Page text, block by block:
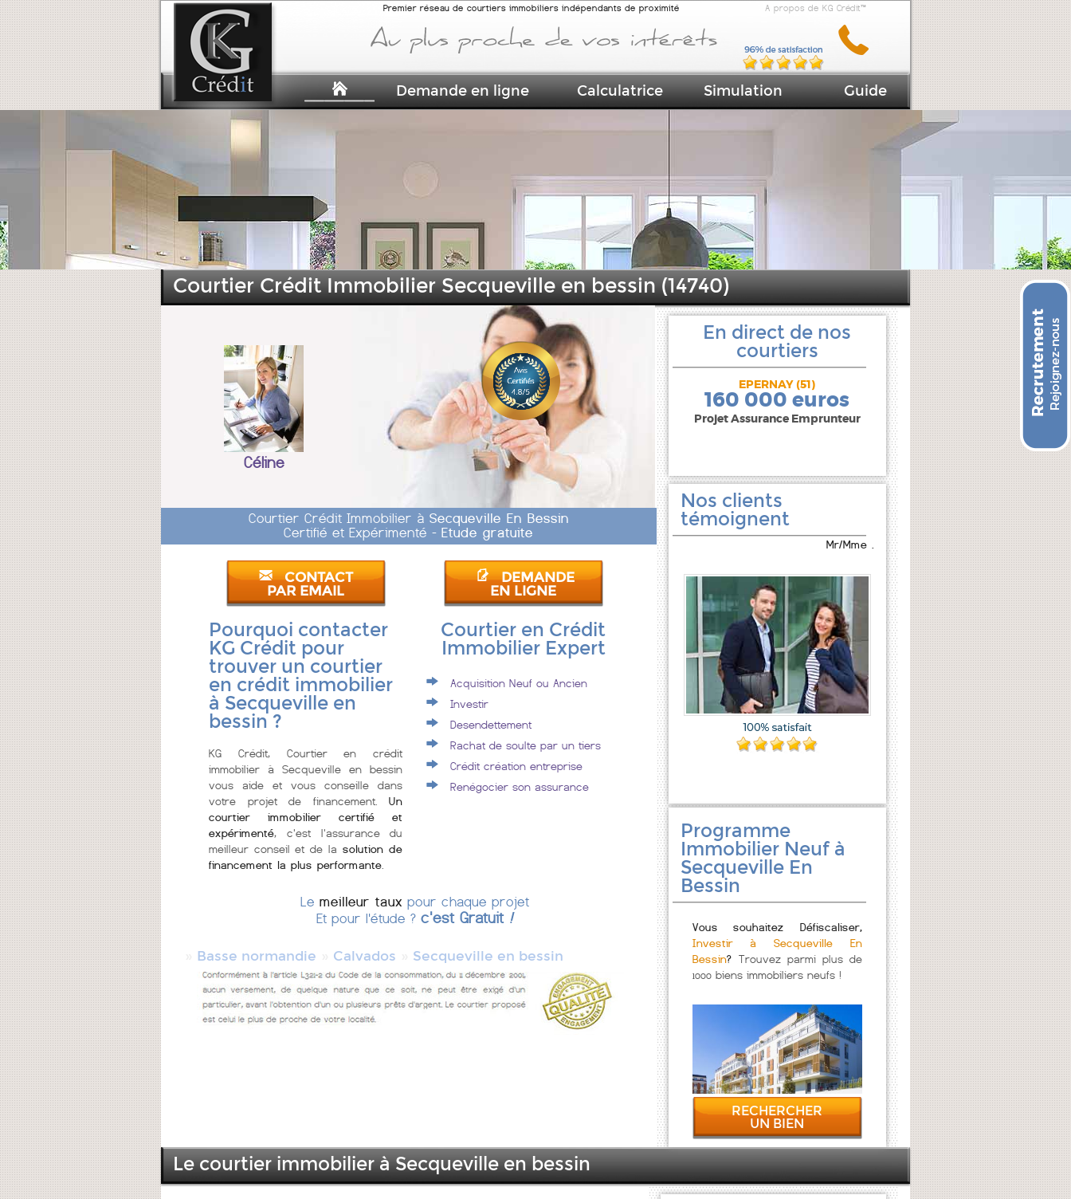
Courtier Crédit Immobilier Secqueville en bessin (14740)
Céline
Courtier Crédit Immobilier à Secqueville En Bessin
Certifié et Expérimenté -Etude gratuite
CONTACT
PAR EMAIL
DEMANDE
EN LIGNE
Pourquoi contacter
KG Crédit pour
trouver un courtier
en crédit immobilier
à Secqueville en
bessin ?
KG Crédit, Courtier en crédit
immobilier à Secqueville en bessin
vous aide et vous conseille dans
votre projet de financement.Un
courtier immobilier certifié et
expérimenté, c'est l'assurance du
meilleur conseil et de la solution de
financement la plus performante
Courtier en Crédit
Immobilier Expert
Acquisition Neuf ou Ancien
Investir
Desendettement
Rachat de soulte par un tiers
Crédit création entreprise
Renégocier son assurance
Le meilleur taux pour chaque projet
Et pour l'étude ?c'est Gratuit !
Basse normandie Calvados Secqueville en bessin
En direct de nos
courtiers
150 000 euros
EPERNAY (51)
160 000 euros
Projet Assurance Emprunteur
240 000 euros
Nos clients
témoignent
Mr/Mme .
Programme
Immobilier Neuf à
Secqueville En
Bessin
Vous souhaitez Défiscaliser,
Investir à Secqueville En
Bessin? Trouvez parmi plus de
1000 biens immobiliers neufs !
RECHERCHER
UN BIEN
Le courtier immobilier à Secqueville en bessin
Premier réseau de courtiers immobiliers indépendants de proximité A propos de KG Crédit™
Demande en ligne Calculatrice Simulation Guide